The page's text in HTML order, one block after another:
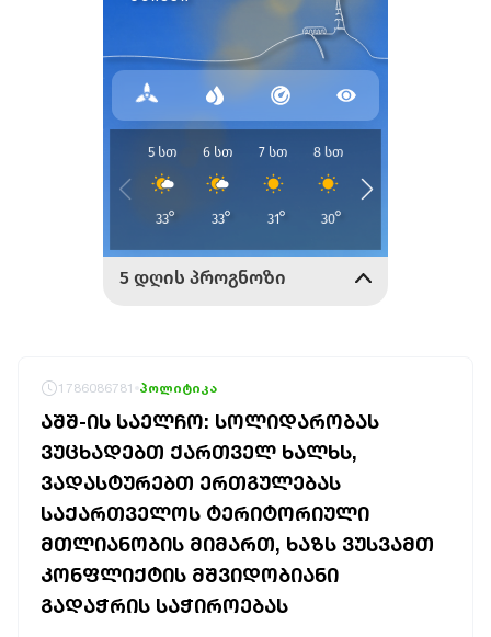
1786086781 პოლიტიკა
ᲐᲨᲨ-ᲘᲡ ᲡᲐᲔᲚᲩᲝ: ᲡᲝᲚᲘᲓᲐᲠᲝᲑᲐᲡ
ᲕᲣᲪᲮᲐᲓᲔᲑᲗ ᲥᲐᲠᲗᲕᲔᲚ ᲮᲐᲚᲮᲡ,
ᲕᲐᲓᲐᲡᲢᲣᲠᲔᲑᲗ ᲔᲠᲗᲒᲣᲚᲔᲑᲐᲡ
ᲡᲐᲥᲐᲠᲗᲕᲔᲚᲝᲡ ᲢᲔᲠᲘᲢᲝᲠᲘᲣᲚᲘ
ᲛᲗᲚᲘᲐᲜᲝᲑᲘᲡ ᲛᲘᲛᲐᲠᲗ, ᲮᲐᲖᲡ ᲕᲣᲡᲕᲐᲛᲗ
ᲙᲝᲜᲤᲚᲘᲥᲢᲘᲡ ᲛᲨᲕᲘᲓᲝᲑᲘᲐᲜᲘ
ᲒᲐᲓᲐᲭᲠᲘᲡ ᲡᲐᲭᲘᲠᲝᲔᲑᲐᲡ